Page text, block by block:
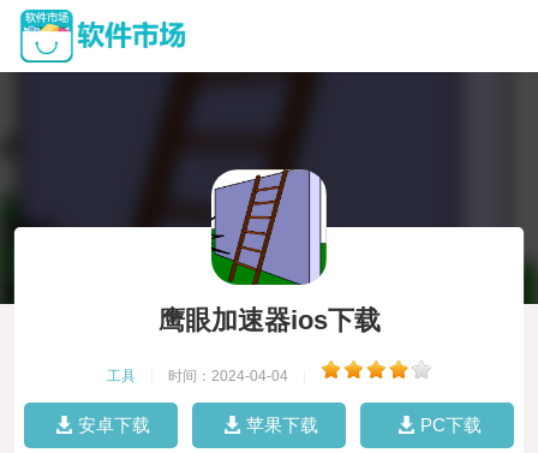
鹰眼加速器ios下载
工具 时间：2024-04-04
安卓下载 苹果下载 PC下载